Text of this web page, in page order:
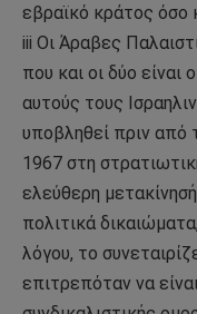
εβραϊκό κράτος όσο
iii Οι Άραβες
που και οι δύο είναι
αυτούς τους
υποβληθεί πριν από
1967 στη
ελεύθερη
πολιτικά
λόγου, το
επιτρεπόταν να